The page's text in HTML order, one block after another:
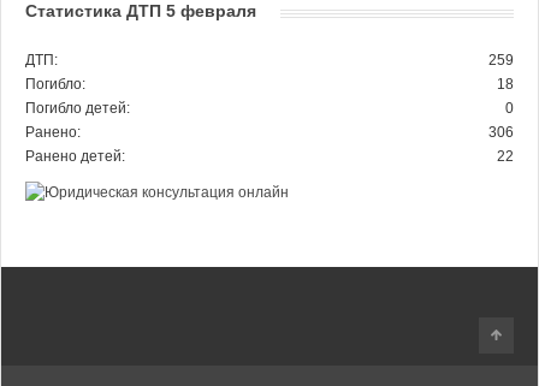
Статистика ДТП 5 февраля
ДТП:
259
Погибло:
18
Погибло детей:
0
Ранено:
306
Ранено детей:
22